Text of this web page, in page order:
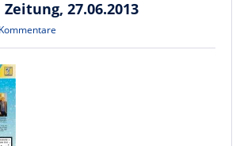
27.06.2013